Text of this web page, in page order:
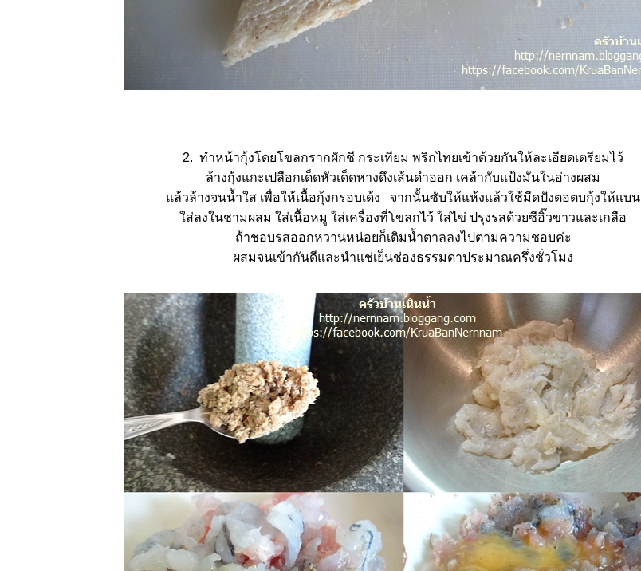
2. ทำหน้ากุ้งโดยโขลกรากผักชี กระเทียม พริกไทยเข้าด้วยกันให้ละเอียดเตรียมไว้
ล้างกุ้งแกะเปลือกเด็ดหัวเด็ดหางดึงเส้นดำออก เคล้ากับแป้งมันในอ่างผสม
ล้วล้างจนน้ำใส เพื่อให้เนื้อกุ้งกรอบเด้ง จากนั้นซับให้แห้งแล้วใช้มีดปังตอตบกุ้งให้แบน
ส่ลงในชามผสม ใส่เนื้อหมู ใส่เครื่องที่โขลกไว้ ใส่ไข่ ปรุงรสด้วยซีอิ๊วขาวและเกลือ
ถ้าชอบรสออกหวานหน่อยก็เติมน้ำตาลลงไปตามความชอบค่ะ
ผสมจนเข้ากันดีและนำแช่เย็นช่องธรรมดาประมาณครึ่งชั่วโมง